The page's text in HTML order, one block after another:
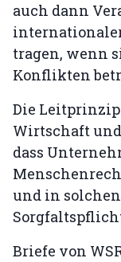
auch dann
tragen, wenn
Konflikten
Die
Wirtschaft
dass
und in
Briefe von